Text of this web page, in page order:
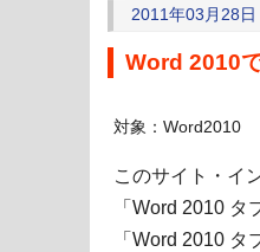
2011年03月28
Word 2010
対象：Word2010
このサイト・イ
「Word 2010 タ
「Word 2010 タ